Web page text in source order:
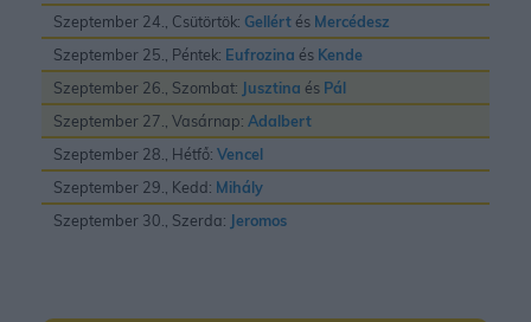
Szeptember 24., Csütörtök: Gellért és Mercédesz
Szeptember 25., Péntek: Eufrozina és Kende
Szeptember 26., Szombat: Jusztina és Pál
Szeptember 27., Vasárnap: Adalbert
Szeptember 28., Hétfő: Vencel
Szeptember 29., Kedd: Mihály
Szeptember 30., Szerda: Jeromos